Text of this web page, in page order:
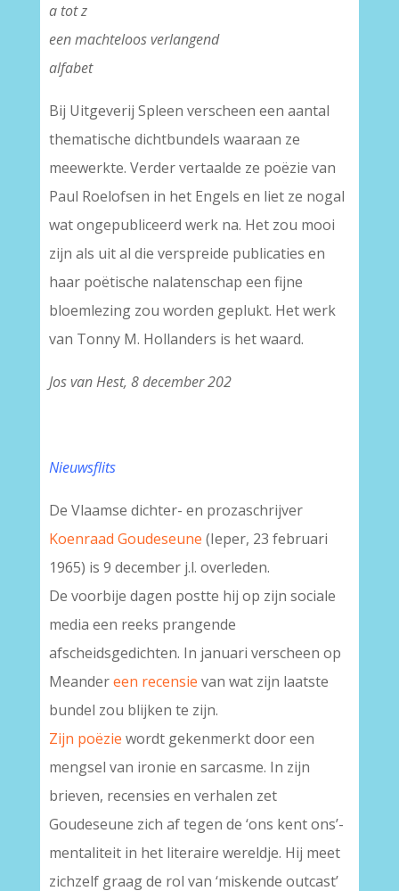
a tot z
een machteloos verlangend
alfabet
Bij Uitgeverij Spleen verscheen een aantal
thematische dichtbundels waaraan ze
meewerkte. Verder vertaalde ze poëzie van
Paul Roelofsen in het Engels en liet ze nogal
wat ongepubliceerd werk na. Het zou mooi
zijn als uit al die verspreide publicaties en
haar poëtische nalatenschap een fijne
bloemlezing zou worden geplukt. Het werk
van Tonny M. Hollanders is het waard.
Jos van Hest, 8 december 202
Nieuwsflits
De Vlaamse dichter- en prozaschrijver
Koenraad Goudeseune (Ieper, 23 februari
1965) is 9 december j.l. overleden.
De voorbije dagen postte hij op zijn sociale
media een reeks prangende
afscheidsgedichten. In januari verscheen op
Meandereen recensie van wat zijn laatste
bundel zou blijken te zijn.
Zijn poëzie wordt gekenmerkt door een
mengsel van ironie en sarcasme. In zijn
brieven, recensies en verhalen zet
Goudeseune zich af tegen de ‘ons kent ons’-
mentaliteit in het literaire wereldje. Hij meet
zichzelf graag de rol van ‘miskende outcast’